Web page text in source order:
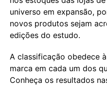
universo em expansão,
novos produtos sejam
edições do estudo.
A classificação obedece
marca em cada um dos
Conheça os resultados